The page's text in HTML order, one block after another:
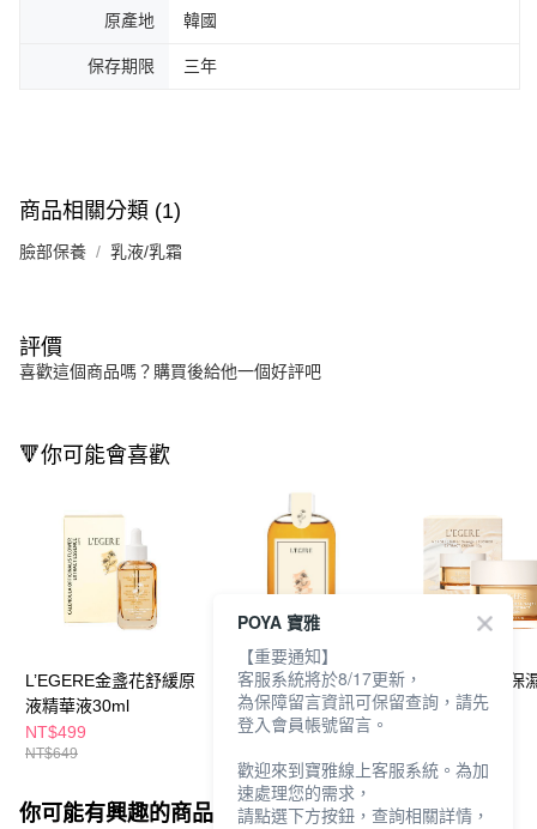
原產地 韓國
保存期限 三年
商品相關分類 (1)
臉部保養 乳液/乳霜
評價
喜歡這個商品嗎？購買後給他一個好評吧
🔻你可能會喜歡
L’EGERE金盞花舒緩原
液精華液30ml
NT$499
NT$649
L’EGERE金盞花舒緩原
液精露220ml
NT$399
L’EGERE橙花保
霜50g
你可能有興趣的商品 全站排行
POYA 寶雅
【重要通知】
客服系統將於8/17更新，
為保障留言資訊可保留查詢，請先
登入會員帳號留言。
歡迎來到寶雅線上客服系統。為加
速處理您的需求，
請點選下方按鈕，查詢相關詳情，